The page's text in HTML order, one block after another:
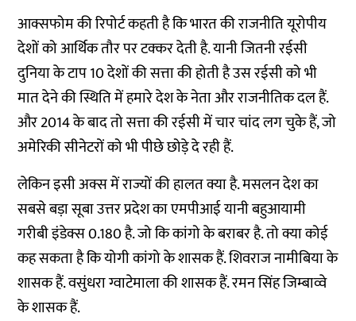
आक्सफोम की रिपोर्ट कहती है कि भारत की राजनीति यूरोपीय
देशों को आर्थिक तौर पर टक्कर देती है. यानी जितनी रईसी
दुनिया के टाप 10 देशों की सत्ता की होती है उस रईसी को भी
मात देने की स्थिति में हमारे देश के नेता और राजनीतिक दल हैं.
और 2014 के बाद तो सत्ता की रईसी में चार चांद लग चुके हैं, जो
अमेरिकी सीनेटरों को भी पीछे छोड़े दे रही हैं.
लेकिन इसी अक्स में राज्यों की हालत क्या है. मसलन देश का
सबसे बड़ा सूबा उत्तर प्रदेश का एमपीआई यानी बहुआयामी
गरीबी इंडेक्स 0.180 है. जो कि कांगो के बराबर है. तो क्या कोई
कह सकता है कि योगी कांगो के शासक हैं. शिवराज नामीबिया के
शासक हैं. वसुंधरा ग्वाटेमाला की शासक हैं. रमन सिंह जिम्बाव्वे
के शासक हैं.